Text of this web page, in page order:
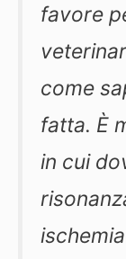
favore
come
fatta. È
in cui